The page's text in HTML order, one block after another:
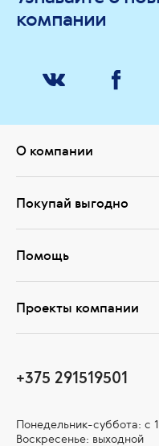
компании
О компании
Покупай выгодно
Помощь
Проекты компании
+375 291519501
Понедельник-суббота: с
Воскресенье: выходной